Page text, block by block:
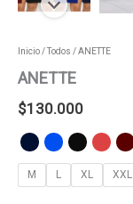
Inicio/Todos / ANETTE
ANETTE
$130.000
M L XL XXL